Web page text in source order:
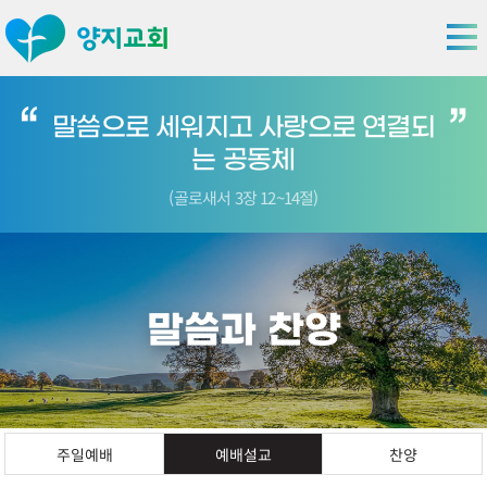
말씀으로 세워지고 사랑으로 연결되
는 공동체
(골로새서 3장 12~14절)
말씀과 찬양
주일예배 예배설교 찬양